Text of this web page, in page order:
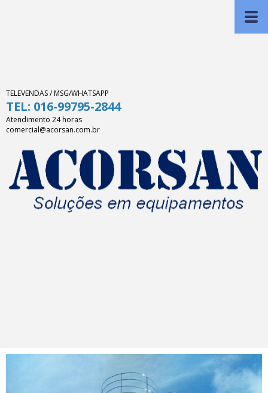
TELEVENDAS / MSG/WHATSAPP
TEL: 016-99795-2844
Atendimento 24 horas
comercial@acorsan.com.br